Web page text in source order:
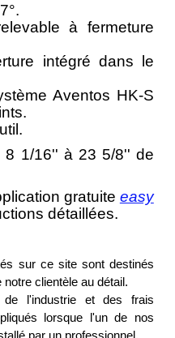
à fermeture
intégré dans le
Aventos HK-S
8 1/16'' à 23 5/8'' de
gratuite easy
détaillées.
sur ce site sont destinés
clientèle au détail.
l'industrie et des frais
lorsque l'un de nos
par un professionnel.